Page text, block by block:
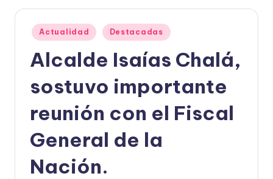
d
Publicado
en
Actualidad Destacadas
Alcalde Isaías Chalá,
sostuvo importante
reunión con el Fiscal
General de la
Nación.